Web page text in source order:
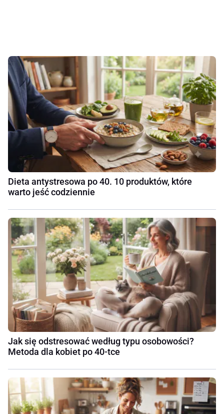
Dieta antystresowa po 40. 10 produktów, które
warto jeść codziennie
Jak się odstresować według typu osobowości?
Metoda dla kobiet po 40-tce